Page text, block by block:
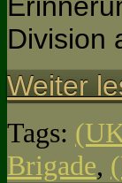
Division
Weiter
Tags:
Brigade,